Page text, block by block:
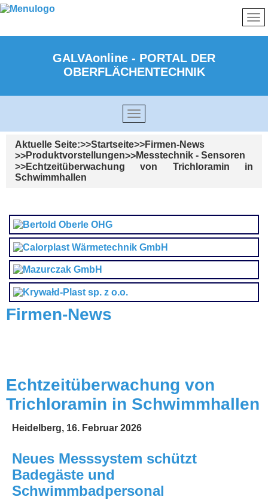
GALVAonline - PORTAL DER
OBERFLÄCHENTECHNIK
Aktuelle Seite: Startseite
Firmen-News
Produktvorstellungen
Messtechnik - Sensoren
Echtzeitüberwachung von Trichloramin in
Schwimmhallen
Firmen-News
Echtzeitüberwachung von
Trichloramin in Schwimmhallen
Heidelberg, 16. Februar 2026
Neues Messsystem schützt
Badegäste und
Schwimmbadpersonal